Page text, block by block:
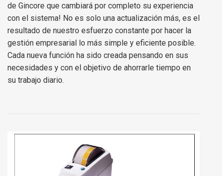
de Gincore que cambiará por completo su experiencia
con el sistema! No es solo una actualización más, es el
resultado de nuestro esfuerzo constante por hacer la
gestión empresarial lo más simple y eficiente posible.
Cada nueva función ha sido creada pensando en sus
necesidades y con el objetivo de ahorrarle tiempo en
su trabajo diario.